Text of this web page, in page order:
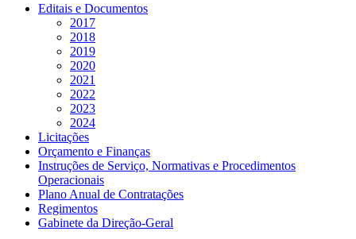
Editais e Documentos
2017
2018
2019
2020
2021
2022
2023
2024
Licitações
Orçamento e Finanças
Instruções de Serviço, Normativas e Procedimentos
Operacionais
Plano Anual de Contratações
Regimentos
Gabinete da Direção-Geral